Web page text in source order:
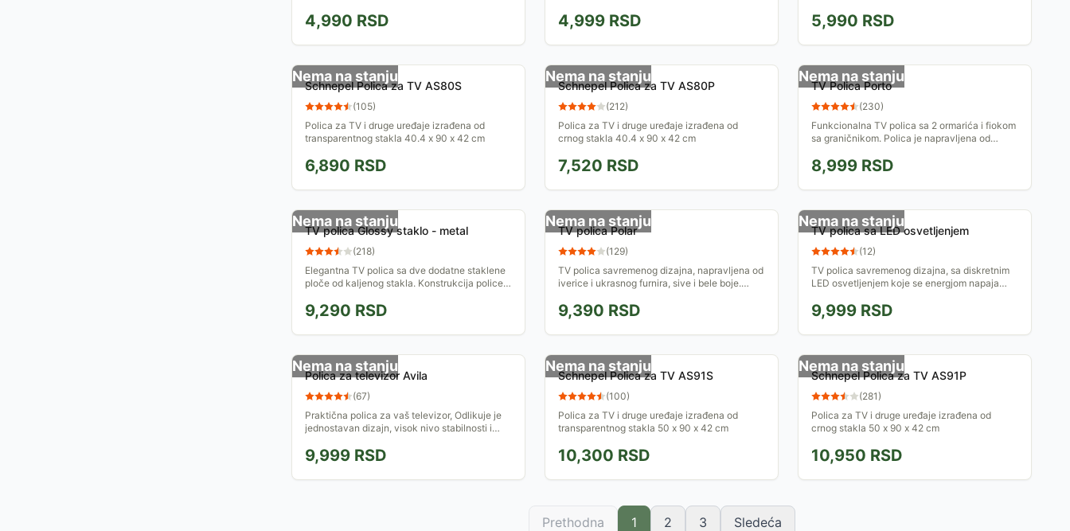
plejer, risiver,...
4,990 RSD 4,999 RSD 5,990 RSD
Nema na stanju
Schnepel Polica za TV AS80S
(105)
Polica za TV i druge uređaje izrađena od
transparentnog stakla 40.4 x 90 x 42 cm
6,890 RSD
Nema na stanju
Schnepel Polica za TV AS80P
(212)
Polica za TV i druge uređaje izrađena od
crnog stakla 40.4 x 90 x 42 cm
7,520 RSD
Nema na stanju
TV Polica Porto
(230)
Funkcionalna TV polica sa 2 ormarića i fiokom
sa graničnikom. Polica je napravljena od
40 x 35 cm...
8,999 RSD
Nema na stanju
TV polica Glossy staklo - metal
(218)
Elegantna TV polica sa dve dodatne staklene
ploče od kaljenog stakla. Konstrukcija police
9,290 RSD
Nema na stanju
TV polica Polar
(129)
TV polica savremenog dizajna, napravljena od
iverice i ukrasnog furnira, sive i bele boje.
9,390 RSD
Nema na stanju
TV polica sa LED osvetljenjem
(12)
TV polica savremenog dizajna, sa diskretnim
LED osvetljenjem koje se energjom napaja
širine 130cm, visine...
9,999 RSD
Nema na stanju
Polica za televizor Avila
(67)
Praktična polica za vaš televizor, Odlikuje je
jednostavan dizajn, visok nivo stabilnosti i
9,999 RSD
Nema na stanju
Schnepel Polica za TV AS91S
(100)
Polica za TV i druge uređaje izrađena od
transparentnog stakla 50 x 90 x 42 cm
10,300 RSD
Nema na stanju
Schnepel Polica za TV AS91P
(281)
Polica za TV i druge uređaje izrađena od
crnog stakla 50 x 90 x 42 cm
10,950 RSD
Prethodna 1 2 3 Sledeća